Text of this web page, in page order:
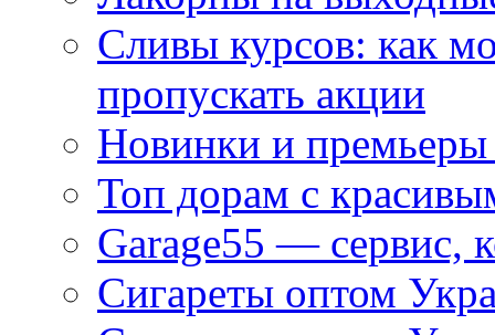
Сливы курсов: как
пропускать акции
Новинки и
Топ дорам с
Garage55 — сервис,
Сигареты оптом